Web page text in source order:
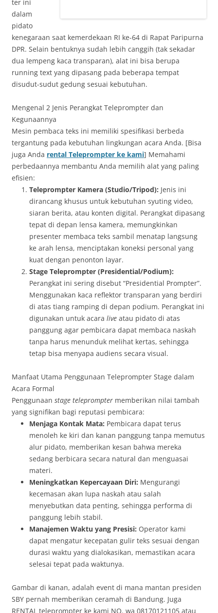
ter ini
dalam
pidato
kenegaraan saat kemerdekaan RI ke-64 di Rapat Paripurna
DPR. Selain bentuknya sudah lebih canggih (tak sekadar
dua lempeng kaca transparan), alat ini bisa berupa
running text yang dipasang pada beberapa tempat
disudut-sudut gedung sesuai kebutuhan.
Mengenal 2 Jenis Perangkat Teleprompter dan
Kegunaannya
Mesin pembaca teks ini memiliki spesifikasi berbeda
tergantung pada kebutuhan lingkungan acara Anda. [Bisa
juga Anda rental Teleprompter ke kami] Memahami
perbedaannya membantu Anda memilih alat yang paling
efisien:
Teleprompter Kamera (Studio/Tripod): Jenis ini
dirancang khusus untuk kebutuhan syuting video,
siaran berita, atau konten digital. Perangkat dipasang
tepat di depan lensa kamera, memungkinkan
presenter membaca teks sambil menatap langsung
ke arah lensa, menciptakan koneksi personal yang
kuat dengan penonton layar.
Stage Teleprompter (Presidential/Podium):
Perangkat ini sering disebut “Presidential Prompter”.
Menggunakan kaca reflektor transparan yang berdiri
di atas tiang ramping di depan podium. Perangkat ini
digunakan untuk acara live atau pidato di atas
panggung agar pembicara dapat membaca naskah
tanpa harus menunduk melihat kertas, sehingga
tetap bisa menyapa audiens secara visual.
Manfaat Utama Penggunaan Teleprompter Stage dalam
Acara Formal
Penggunaan stage teleprompter memberikan nilai tambah
yang signifikan bagi reputasi pembicara:
Menjaga Kontak Mata: Pembicara dapat terus
menoleh ke kiri dan kanan panggung tanpa memutus
alur pidato, memberikan kesan bahwa mereka
sedang berbicara secara natural dan menguasai
materi.
Meningkatkan Kepercayaan Diri: Mengurangi
kecemasan akan lupa naskah atau salah
menyebutkan data penting, sehingga performa di
panggung lebih stabil.
Manajemen Waktu yang Presisi: Operator kami
dapat mengatur kecepatan gulir teks sesuai dengan
durasi waktu yang dialokasikan, memastikan acara
selesai tepat pada waktunya.
Gambar di kanan, adalah event di mana mantan presiden
SBY pernah memberikan ceramah di Bandung. Juga
RENTAL teleprompter ke kami NO. wa 08170121105 atau